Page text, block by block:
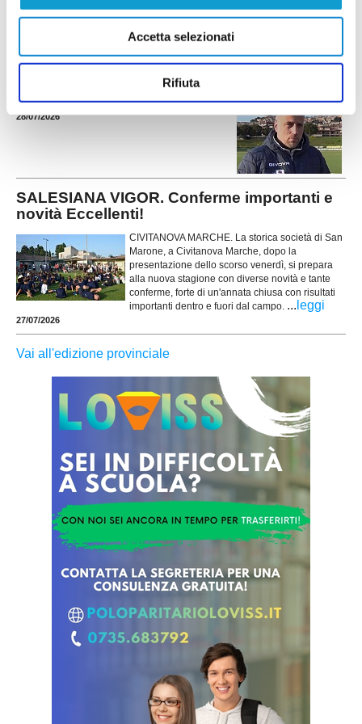
Accetta selezionati
Rifiuta
RICCI: "Mercato importante, ora dobbiamo
diventare una squadra"
...leggi
28/07/2026
SALESIANA VIGOR. Conferme importanti e
novità Eccellenti!
CIVITANOVA MARCHE. La storica società di San
Marone, a Civitanova Marche, dopo la
presentazione dello scorso venerdì, si prepara
alla nuova stagione con diverse novità e tante
conferme, forte di un'annata chiusa con risultati
importanti dentro e fuori dal campo. ... leggi
27/07/2026
Vai all'edizione provinciale